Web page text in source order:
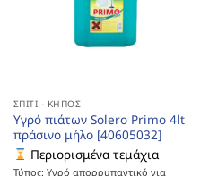
ΣΠΊΤΙ - ΚΉΠΟΣ
Υγρό πιάτων Solero Primo 4lt
πράσινο μήλο [40605032]
Περιορισμένα τεμάχια
Τύπος: Υγρό απορρυπαντικό για